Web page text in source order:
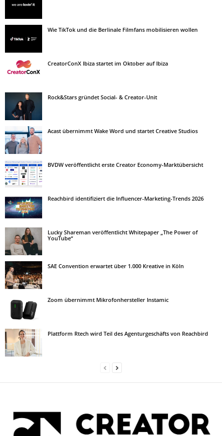
Wie TikTok und die Berlinale Filmfans mobilisieren wollen
CreatorConX Ibiza startet im Oktober auf Ibiza
Rock&Stars gründet Social- & Creator-Unit
Acast übernimmt Wake Word und startet Creative Studios
BVDW veröffentlicht erste Creator Economy-Marktübersicht
Reachbird identifiziert die Influencer-Marketing-Trends 2026
Lucky Shareman veröffentlicht Whitepaper „The Power of
YouTube“
SAE Convention erwartet über 1.000 Kreative in Köln
Zoom übernimmt Mikrofonhersteller Instamic
Plattform Rtech wird Teil des Agenturgeschäfts von Reachbird